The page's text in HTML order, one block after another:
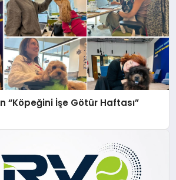
“Köpeğini İşe Götür Haftası”